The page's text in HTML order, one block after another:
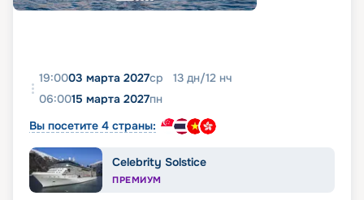
19:0003 марта 2027ср 13 дн/12 нч
06:0015 марта 2027пн
Вы посетите 4 страны:
Celebrity Solstice
ПРЕМИУМ